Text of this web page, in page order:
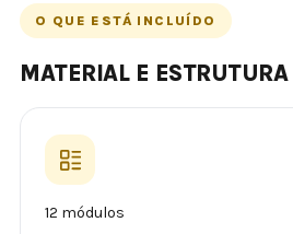
O QUE ESTÁ INCLUÍDO
MATERIAL E ESTRUTURA
12 módulos